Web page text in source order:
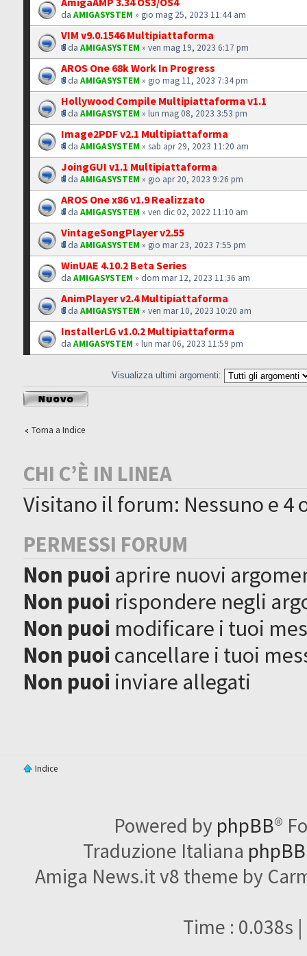
daAMIGASYSTEM » gio mag 25, 2023 11:44 am
VIM v9.0.1546 Multipiattaforma
daAMIGASYSTEM » ven mag 19, 2023 6:17 pm
AROS One 68k Work In Progress
daAMIGASYSTEM » gio mag 11, 2023 7:34 pm
Hollywood Compile Multipiattaforma v1.1
daAMIGASYSTEM » lun mag 08, 2023 3:53 pm
Image2PDF v2.1 Multipiattaforma
daAMIGASYSTEM » sab apr 29, 2023 11:20 am
JoingGUI v1.1 Multipiattaforma
daAMIGASYSTEM » gio apr 20, 2023 9:26 pm
AROS One x86 v1.9 Realizzato
daAMIGASYSTEM » ven dic 02, 2022 11:10 am
VintageSongPlayer v2.55
daAMIGASYSTEM » gio mar 23, 2023 7:55 pm
WinUAE 4.10.2 Beta Series
daAMIGASYSTEM » dom mar 12, 2023 11:36 am
AnimPlayer v2.4 Multipiattaforma
daAMIGASYSTEM » ven mar 10, 2023 10:20 am
InstallerLG v1.0.2 Multipiattaforma
daAMIGASYSTEM » lun mar 06, 2023 11:59 pm
Visualizza ultimi argomenti:
Scrivi un nuovo
argomento
Torna a Indice
CHI C’È IN LINEA
Visitano il forum: Nessuno e 4
PERMESSI FORUM
Non puoi aprire nuovi
Non puoi rispondere negli
Non puoi modificare i tuoi
Non puoi cancellare i tuoi
Non puoi inviare allegati
Indice
Powered by phpBB®
Traduzione Italiana
Amiga News.it v8 theme by
Time : 0.038s